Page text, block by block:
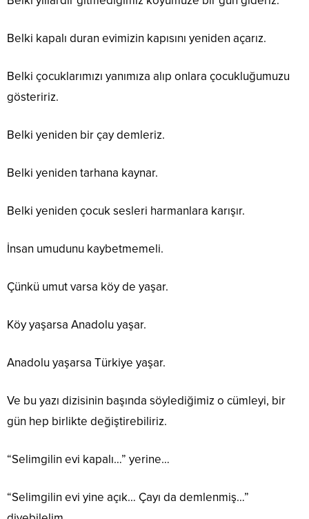
Belki kapalı duran evimizin kapısını yeniden açarız.
Belki çocuklarımızı yanımıza alıp onlara çocukluğumuzu
gösteririz.
Belki yeniden bir çay demleriz.
Belki yeniden tarhana kaynar.
Belki yeniden çocuk sesleri harmanlara karışır.
İnsan umudunu kaybetmemeli.
Çünkü umut varsa köy de yaşar.
Köy yaşarsa Anadolu yaşar.
Anadolu yaşarsa Türkiye yaşar.
Ve bu yazı dizisinin başında söylediğimiz o cümleyi, bir
gün hep birlikte değiştirebiliriz.
“Selimgilin evi kapalı…” yerine…
“Selimgilin evi yine açık… Çayı da demlenmiş…”